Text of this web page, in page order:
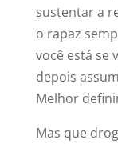
sustentar a
o rapaz
você está se
depois
Melhor
Mas que